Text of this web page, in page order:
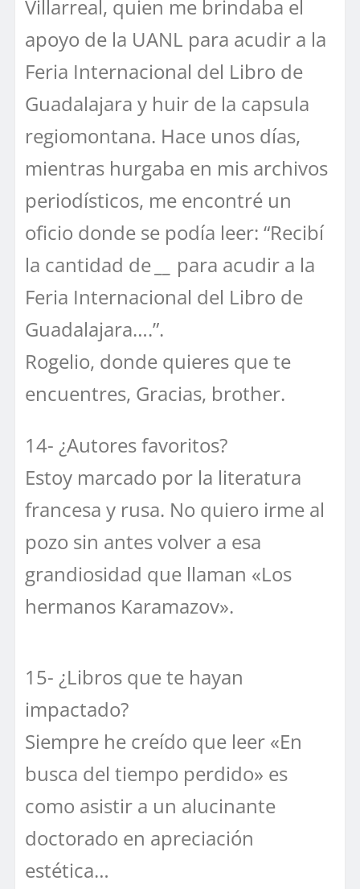
Villarreal, quien me brindaba el
apoyo de la UANL para acudir a la
Feria Internacional del Libro de
Guadalajara y huir de la capsula
regiomontana. Hace unos días,
mientras hurgaba en mis archivos
periodísticos, me encontré un
oficio donde se podía leer: “Recibí
la cantidad de
para acudir a la
Feria Internacional del Libro de
Guadalajara….”.
Rogelio, donde quieres que te
encuentres, Gracias, brother.
14- ¿Autores favoritos?
Estoy marcado por la literatura
francesa y rusa. No quiero irme al
pozo sin antes volver a esa
grandiosidad que llaman «Los
hermanos Karamazov».
15- ¿Libros que te hayan
impactado?
Siempre he creído que leer «En
busca del tiempo perdido» es
como asistir a un alucinante
doctorado en apreciación
estética…